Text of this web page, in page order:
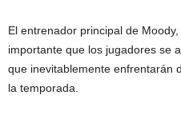
El entrenador principal de
importante que los jugadores se
que inevitablemente enfrentarán
la temporada.